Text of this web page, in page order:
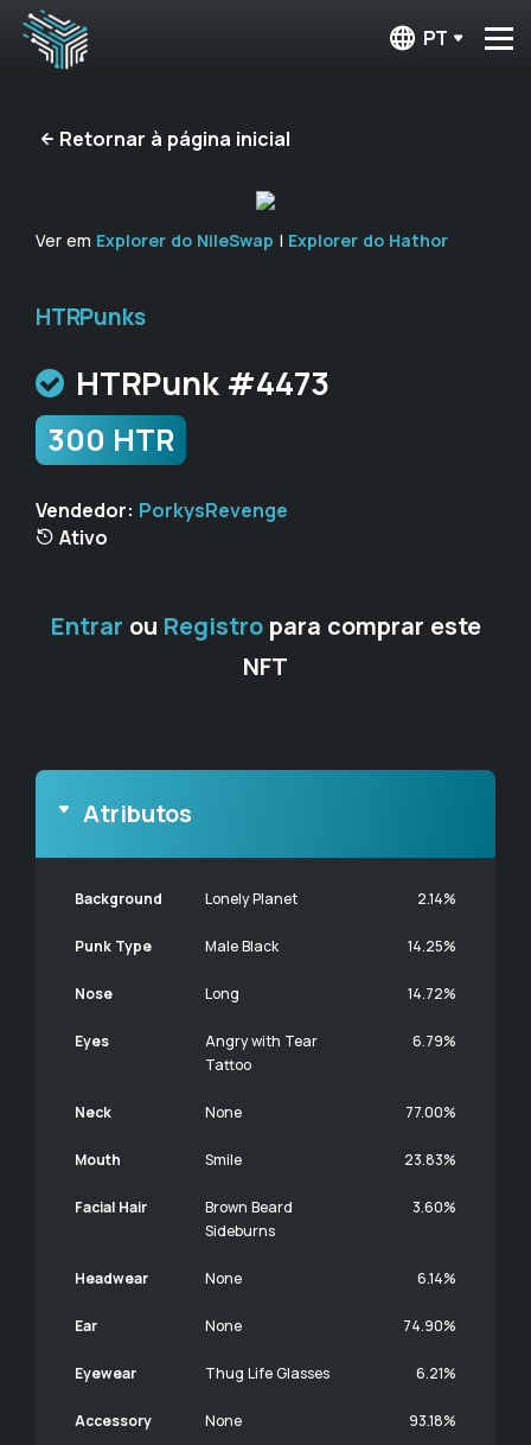
PT
Retornar à página inicial
Ver em Explorer do NileSwap | Explorer do Hathor
HTRPunks
HTRPunk #4473
300 HTR
Vendedor: PorkysRevenge
Ativo
Entrar ou Registropara comprar este
NFT
Atributos
Background Lonely Planet 2.14%
Punk Type Male Black 14.25%
Nose Long 14.72%
Eyes
Angry with Tear
Tattoo
6.79%
Neck None 77.00%
Mouth Smile 23.83%
Facial Hair
Brown Beard
Sideburns
3.60%
Headwear None 6.14%
Ear None 74.90%
Eyewear Thug Life Glasses 6.21%
Accessory None 93.18%